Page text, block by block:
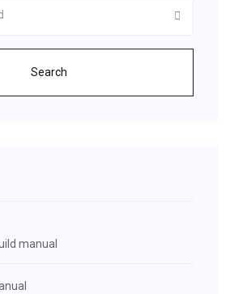
Search
manual